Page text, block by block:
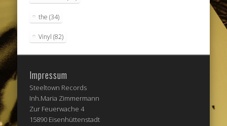
the (34)
Vinyl (82)
Impressum
Steeltown Records
Inh.Maria Zimmermann
Zur Feuerwache 4
15890 Eisenhüttenstadt